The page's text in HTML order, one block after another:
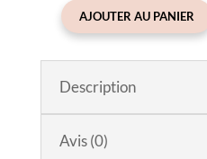
quantité
pizza
en
bois
AJOUTER AU PANIER
Description
Avis (0)